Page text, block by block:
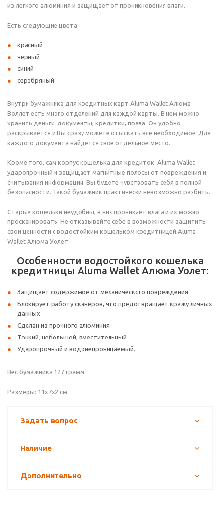
из легкого алюминия и защищает от проникновения влаги.
Есть следующие цвета:
красный
черный
синий
серебряный
Внутри бумажника для кредитных карт Aluma Wallet Алюма
Воллет есть много отделений для каждой карты. В нем можно
хранить деньги, документы, кредитки, права. Он удобно
раскрывается и Вы сразу можете отыскать все необходимое. Для
каждого документа найдется свое отдельное место.
Кроме того, сам корпус кошелька для кредиток Aluma Wallet
ударопрочный и защищает магнитные полосы от повреждения и
считывания информации. Вы будете чувствовать себя в полной
безопасности. Такой бумажник практически невозможно разбить.
Старые кошельки неудобны, в них проникает влага и их можно
просканировать. Не отказывайте себе в возможности защитить
свои ценности с водостойким кошельком кредитницей Aluma
Wallet Алюма Уолет.
Особенности водостойкого кошелька
кредитницы Aluma Wallet Алюма Уолет:
Защищает содержимое от механического повреждения
Блокирует работу сканеров, что предотвращает кражу личных
данных
Сделан из прочного алюминия
Тонкий, небольшой, вместительный
Ударопрочный и водонепроницаемый.
Вес бумажника 127 грамм.
Размеры: 11х7х2 см
Задать вопрос
Наличие
Дополнительно